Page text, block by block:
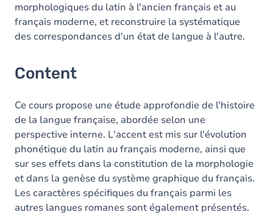
morphologiques du latin à l'ancien français et au
français moderne, et reconstruire la systématique
des correspondances d'un état de langue à l'autre.
Content
Ce cours propose une étude approfondie de l'histoire
de la langue française, abordée selon une
perspective interne. L'accent est mis sur l'évolution
phonétique du latin au français moderne, ainsi que
sur ses effets dans la constitution de la morphologie
et dans la genèse du système graphique du français.
Les caractères spécifiques du français parmi les
autres langues romanes sont également présentés.